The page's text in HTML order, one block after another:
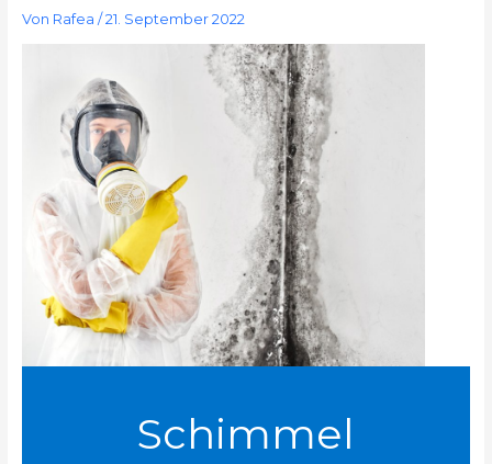
Von Rafea /21. September 2022
Schimmel